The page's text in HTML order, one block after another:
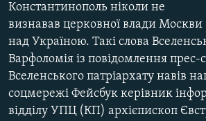
ПОДКАСТИ
КРИМ РЕАЛІЇ
РУС
УКР
КТАТ
Константинополь ніколи не
визнавав церковної влади Москви
над Україною. Такі слова
Варфоломія із повідомлення
Вселенського патріархату навів
соцмережі Фейсбук керівник
відділу УПЦ (КП) архієпископ